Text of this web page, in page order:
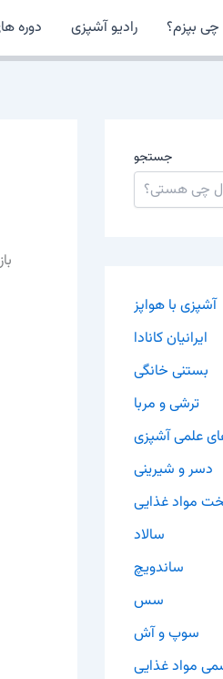
دوره رادیو آشپزی چی بپزم؟
جستجو
آشپزی با هواپز
ایرانیان کانادا
بستنی خانگی
ترشی و مربا
علمی آشپزی
دسر و شیرینی
مواد غذایی
سالاد
ساندویچ
سس
سوپ و آش
مواد غذایی